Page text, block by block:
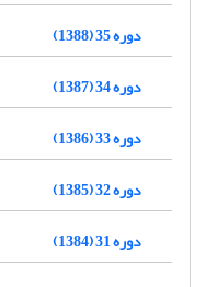
دوره 35 (1388)
دوره 34 (1387)
دوره 33 (1386)
دوره 32 (1385)
دوره 31 (1384)